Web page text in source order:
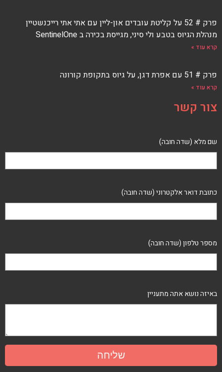
פרק # 52 על קליטת עובדים און-ליין עם אתי אתי רייכנשטיין
מנהלת הגיוס בטבע ולי סיני, מגייסת בכירה ב SentinelOne
קרא עוד »
פרק # 51 עם אפרת דגן, על גיוס בתקופת קורונה
קרא עוד »
צור קשר
שם מלא (שדה חובה)
כתובת דואר אלקטרוני (שדה חובה)
מספר טלפון (שדה חובה)
באיזה נושא אתה מתעניין